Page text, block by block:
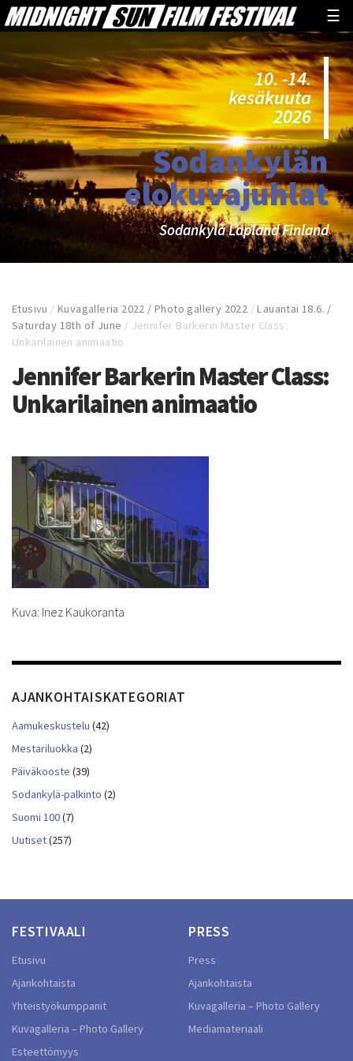
☰
10. -14.
kesäkuuta
2026
Sodankylän
elokuvajuhlat
Sodankylä Lapland Finland
Etusivu /Kuvagalleria 2022 / Photo gallery 2022 /Lauantai 18.6. /
Saturday 18th of June / Jennifer Barkerin Master Class:
Unkarilainen animaatio
Jennifer Barkerin Master Class:
Unkarilainen animaatio
Kuva: Inez Kaukoranta
AJANKOHTAISKATEGORIAT
Aamukeskustelu (42)
Mestariluokka (2)
Päiväkooste (39)
Sodankylä-palkinto (2)
Suomi 100(7)
Uutiset(257)
FESTIVAALI
Etusivu
Ajankohtaista
Yhteistyökumppanit
Kuvagalleria – Photo Gallery
Esteettömyys
PRESS
Press
Ajankohtaista
Kuvagalleria – Photo Gallery
Mediamateriaali